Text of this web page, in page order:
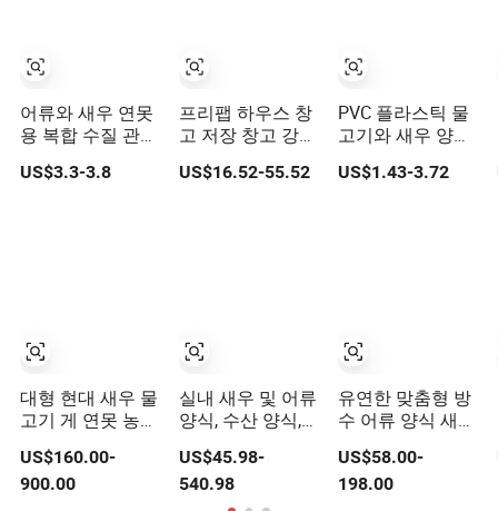
어류와 새우 연못
용 복합 수질 관리
솔루션
US$3.3-3.8
대형 현대 새우 물
고기 게 연못 농장
수포 연못
US$160.00-
900.00
프리팹 하우스 창
고 저장 창고 강철
구조 새우 양식장
US$16.52-55.52
실내 새우 및 어류
양식, 수산 양식,
US$45.98-
540.98
PVC 플라스틱 물
고기와 새우 양식
장 수조 연못 방수
처리
US$1.43-3.72
유연한 맞춤형 방
수 어류 양식 새우
어류 연못
US$58.00-
198.00